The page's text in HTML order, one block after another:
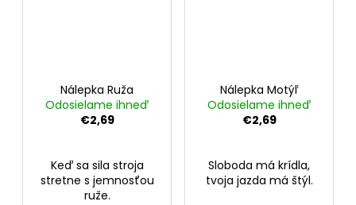
Nálepka Ruža
Odosielame ihneď
€2,69
Keď sa sila stroja
stretne s jemnosťou
ruže.
Nálepka Motýľ
Odosielame ihneď
€2,69
Sloboda má krídla,
tvoja jazda má štýl.